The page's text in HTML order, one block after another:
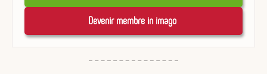
Devenir membre in imago